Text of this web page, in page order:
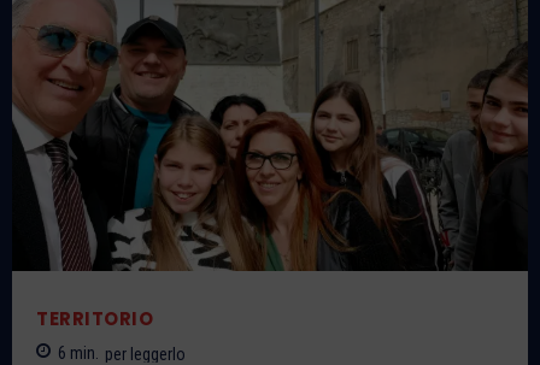
TERRITORIO
6 min. per leggerlo